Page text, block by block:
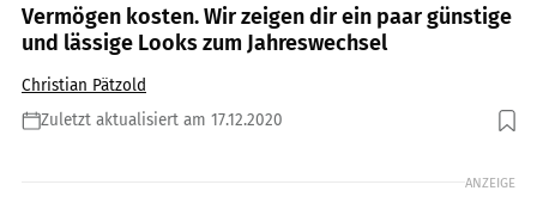
Vermögen kosten. Wir zeigen dir ein paar günstige
und lässige Looks zum Jahreswechsel
Christian Pätzold
Zuletzt aktualisiert am 17.12.2020
Foto: gpointstudio / Shutterstock
ANZEIGE